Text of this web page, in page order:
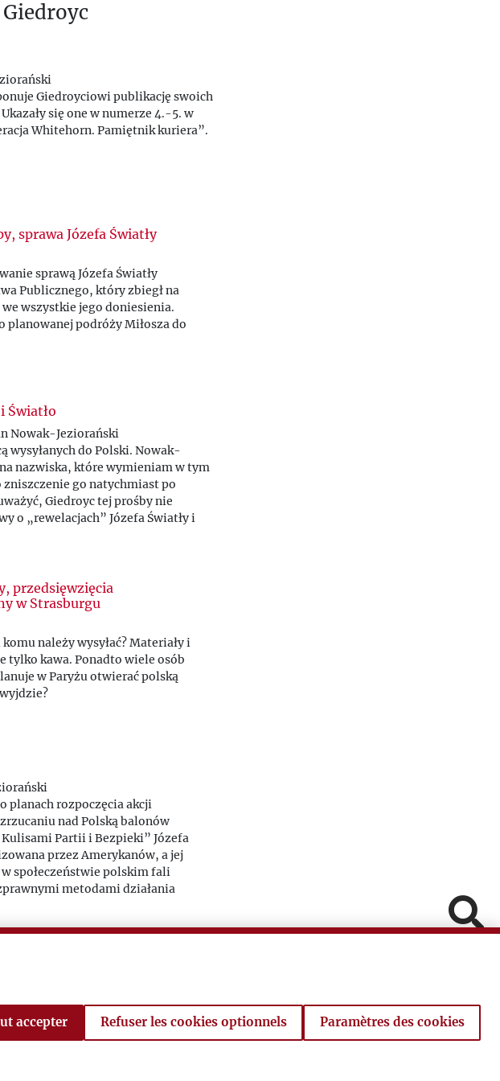
Giedroyciowi publikację swoich
się one w numerze 4.-5. w
Whitehorn. Pamiętnik kuriera”.
sprawa Józefa Światły
sprawą Józefa Światły
Publicznego, który zbiegł na
wszystkie jego doniesienia.
planowanej podróży Miłosza do
Światło
Nowak-Jeziorański
wysyłanych do Polski. Nowak-
nazwiska, które wymieniam w tym
go natychmiast po
Giedroyc tej prośby nie
o „rewelacjach” Józefa Światły i
przedsięwzięcia
w Strasburgu
należy wysyłać? Materiały i
tylko kawa. Ponadto wiele osób
w Paryżu otwierać polską
planach rozpoczęcia akcji
nad Polską balonów
Kulisami Partii i Bezpieki” Józefa
przez Amerykanów, a jej
społeczeństwie polskim fali
metodami działania
„Kultury” po śmierci Zygmunta
accepter Refuser les cookies optionnels Paramètres des cookies